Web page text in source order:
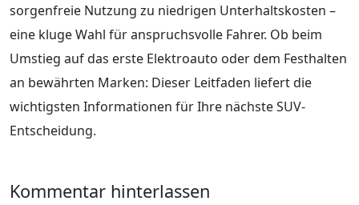
sorgenfreie Nutzung zu niedrigen Unterhaltskosten –
eine kluge Wahl für anspruchsvolle Fahrer. Ob beim
Umstieg auf das erste Elektroauto oder dem Festhalten
an bewährten Marken: Dieser Leitfaden liefert die
wichtigsten Informationen für Ihre nächste SUV-
Entscheidung.
Kommentar hinterlassen